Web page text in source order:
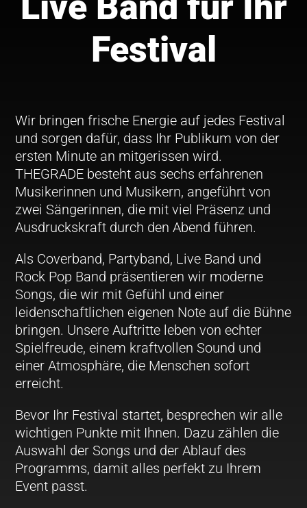
Festival
Wir bringen frische Energie auf jedes Festival
und sorgen dafür, dass Ihr Publikum von der
ersten Minute an mitgerissen wird.
THEGRADE besteht aus sechs erfahrenen
Musikerinnen und Musikern, angeführt von
zwei Sängerinnen, die mit viel Präsenz und
Ausdruckskraft durch den Abend führen.
Als Coverband, Partyband, Live Band und
Rock Pop Band präsentieren wir moderne
Songs, die wir mit Gefühl und einer
leidenschaftlichen eigenen Note auf die Bühne
bringen. Unsere Auftritte leben von echter
Spielfreude, einem kraftvollen Sound und
einer Atmosphäre, die Menschen sofort
erreicht.
Bevor Ihr Festival startet, besprechen wir alle
wichtigen Punkte mit Ihnen. Dazu zählen die
Auswahl der Songs und der Ablauf des
Programms, damit alles perfekt zu Ihrem
Event passt.